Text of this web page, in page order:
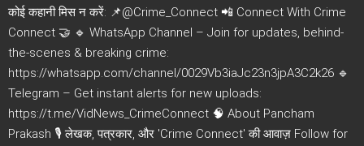
कोई कहानी मिस न करें: 📌@Crime_Connect 📲 Connect With Crime
Connect 🤝 🔹 WhatsApp Channel – Join for updates, behind-
the-scenes & breaking crime:
https://whatsapp.com/channel/0029Vb3iaJc23n3jpA3C2k26 🔹
Telegram – Get instant alerts for new uploads:
https://t.me/VidNews_CrimeConnect 🧠 About Pancham
Prakash 🎙️ लेखक, पत्रकार, और 'Crime Connect' की आवाज़ Follow for